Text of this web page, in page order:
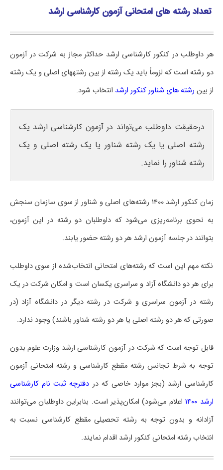
تعداد رشته های امتحانی آزمون کارشناسی ارشد
هر داوطلب در کنکور کارشناسی ارشد حداکثر مجاز به شرکت در آزمون
دو رشته است که لزوماً باید یک رشته از بین رشته‎های اصلی و یک رشته
از بین رشته‌ های شناور کنکور ارشد انتخاب شود.
درحقیقت داوطلب می‌تواند در آزمون کارشناسی ارشد یک
رشته اصلی یا یک رشته شناور یا یک رشته اصلی و یک
رشته شناور را نماید.
زمان کنکور ارشد
۱۴۰۰ رشته‌های اصلی و شناور از سوی سازمان سنجش
به نحوی برنامه‌ریزی می‌شود که داوطلبان دو رشته در این آزمون،
بتوانند در جلسه آزمون ارشد هر دو رشته حضور یابند.
نکته مهم این است که رشته‌های امتحانی انتخاب‌شده از سوی داوطلب
برای هر دو دانشگاه آزاد و سراسری یکسان است و امکان شرکت در یک
رشته در آزمون سراسری و شرکت در رشته دیگر در دانشگاه آزاد (در
صورتی که هر دو رشته اصلی یا هر دو رشته شناور باشند) وجود ندارد.
قابل توجه است که شرکت در آزمون کارشناسی ارشد وزارت علوم بدون
توجه به شرط تجانس رشته مقطع کارشناسی و رشته امتحانی آزمون
کارشناسی ارشد (بجز موارد خاصی که در دفترچه ثبت نام کارشناسی
ارشد ۱۴۰۰
اعلام می‌شود) امکان‌پذیر است. بنابراین داوطلبان می‌توانند
آزادانه و بدون توجه به رشته تحصیلی مقطع کارشناسی نسبت به
انتخاب رشته امتحانی کنکور ارشد اقدام نمایند.